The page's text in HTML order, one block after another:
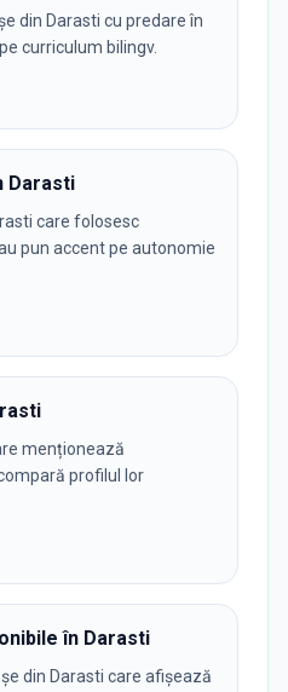
din Darasti cu predare în
curriculum bilingv.
Darasti
care folosesc
pun accent pe autonomie
menționează
profilul lor
în Darasti
din Darasti care afișează